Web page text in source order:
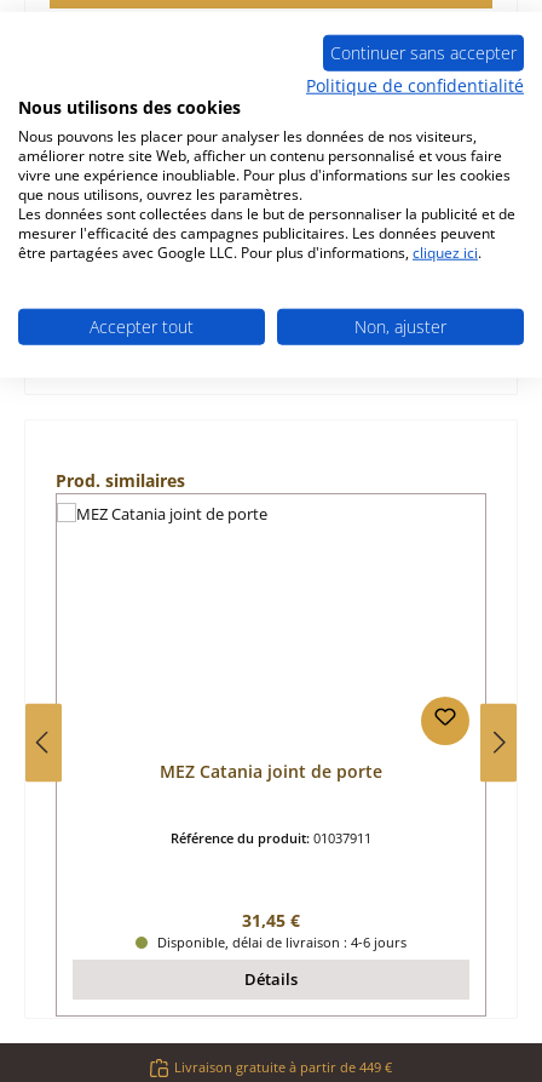
Description
sole foyère pour le poêle MEZ Catania Il existe différentes
surfaces de plancher pour ce modèle. (support de grille
avec…Plus
Caractéristiques
Informations sur la sécurité du produit
Ignorer la galerie de produits
Prod. similaires
MEZ Catania joint de porte
Référence du produit: 01037911
Prix régulier :
31,45 €
Disponible, délai de livraison : 4-6 jours
Détails
Livraison gratuite à partir de 449 €
Continuer sans accepter
Politique de confidentialité
Nous utilisons des cookies
Nous pouvons les placer pour analyser les données de nos visiteurs,
améliorer notre site Web, afficher un contenu personnalisé et vous faire
vivre une expérience inoubliable. Pour plus d'informations sur les cookies
que nous utilisons, ouvrez les paramètres.
Les données sont collectées dans le but de personnaliser la publicité et de
mesurer l'efficacité des campagnes publicitaires. Les données peuvent
être partagées avec Google LLC. Pour plus d'informations,cliquez ici.
Accepter tout Non, ajuster